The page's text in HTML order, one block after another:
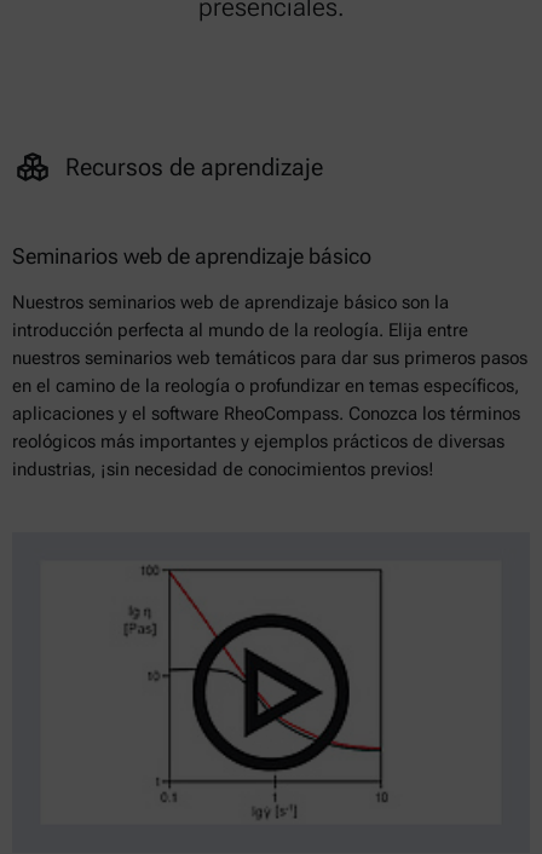
presenciales.
Recursos de aprendizaje
Seminarios web de aprendizaje básico
Nuestros seminarios web de aprendizaje básico son la
introducción perfecta al mundo de la reología. Elija entre
nuestros seminarios web temáticos para dar sus primeros pasos
en el camino de la reología o profundizar en temas específicos,
aplicaciones y el software RheoCompass. Conozca los términos
reológicos más importantes y ejemplos prácticos de diversas
industrias, ¡sin necesidad de conocimientos previos!